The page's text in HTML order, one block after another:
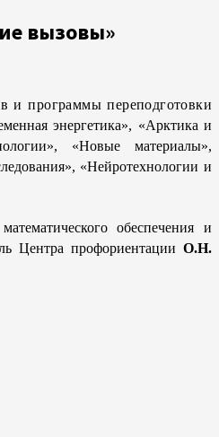
вызовы»
и программы переподготовки
энергетика», «Арктика и
«Новые материалы»,
«Нейротехнологии и
обеспечения и
Центра профориентацииО.Н.